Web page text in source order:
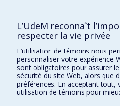
Comment soutenir le Département?
BESOIN D'AIDE?
Plan du site
Signaler une erreur
Accessibilité
FACULTÉ DES ARTS ET DES SCIENCES
L’UdeM reconnaît
respecter la vie privée
L’utilisation de témoins nous
personnaliser votre expérience
sont obligatoires pour assurer
sécurité du site Web, alors que
préférences. En acceptant tout,
utilisation de témoins pour